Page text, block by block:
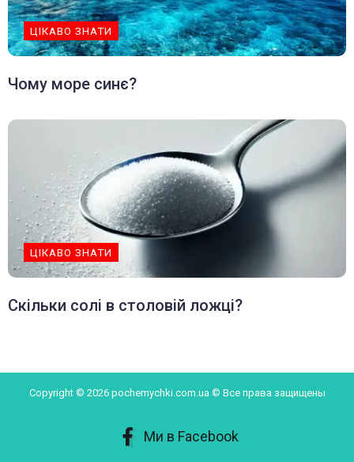
ЦІКАВО ЗНАТИ
Чому море синє?
ЦІКАВО ЗНАТИ
Скільки солі в столовій ложці?
Copyright © 2026 pochemychki.com.ua © Все права защищены
Ми в Facebook